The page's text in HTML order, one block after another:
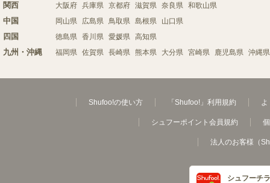
関西 大阪府 兵庫県 京都府 滋賀県 奈良県 和歌山県
中国 岡山県 広島県 鳥取県 島根県 山口県
四国 徳島県 香川県 愛媛県 高知県
九州・沖縄 福岡県 佐賀県 長崎県 熊本県 大分県 宮崎県 鹿児島県 沖縄県
Shufoo!の使い方 「Shufoo!」利用規約 よ
シュフーポイント会員規約
法人のお客様（
シュフーチ